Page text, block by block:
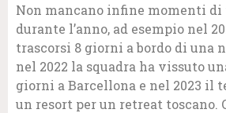
Non mancano infine momenti di
durante l’anno, ad esempio nel
trascorsi 8 giorni a bordo di una
nel 2022 la squadra ha vissuto
giorni a Barcellona e nel 2023 il
un resort per un retreat toscano.